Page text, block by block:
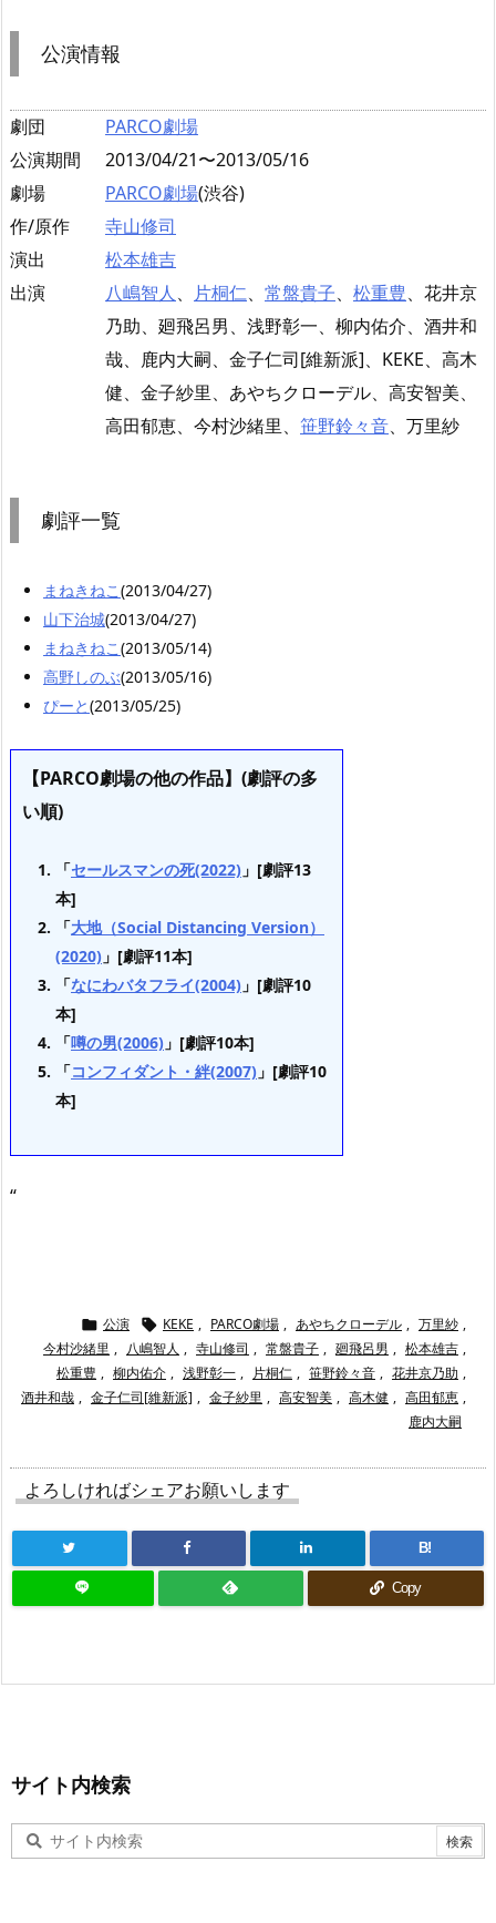
公演情報
劇団
PARCO劇場
公演期間
2013/04/21〜2013/05/16
劇場
PARCO劇場(渋谷)
作/原作
寺山修司
演出
松本雄吉
出演
八嶋智人、 片桐仁、 常盤貴子、 松重豊、花井京
乃助、廻飛呂男、浅野彰一、柳内佑介、酒井和
哉、鹿内大嗣、金子仁司[維新派]、KEKE、高木
健、金子紗里、あやちクローデル、高安智美、
高田郁恵、今村沙緒里、 笹野鈴々音、万里紗
劇評一覧
まねきねこ(2013/04/27)
山下治城(2013/04/27)
まねきねこ(2013/05/14)
高野しのぶ(2013/05/16)
ぴーと(2013/05/25)
【PARCO劇場の他の作品】(劇評の多
い順)
「セールスマンの死(2022) 」[劇評13
本]
「大地（Social Distancing Version）
(2020) 」[劇評11本]
「なにわバタフライ(2004) 」[劇評10
本]
「噂の男(2006) 」[劇評10本]
「コンフィダント・絆(2007) 」[劇評10
本]
“
 公演  KEKE , PARCO劇場 , あやちクローデル , 万里紗 ,
今村沙緒里 , 八嶋智人 , 寺山修司 , 常盤貴子 , 廻飛呂男 , 松本雄吉 ,
松重豊 , 柳内佑介 , 浅野彰一 , 片桐仁 , 笹野鈴々音 , 花井京乃助 ,
酒井和哉 , 金子仁司[維新派] , 金子紗里 , 高安智美 , 高木健 , 高田郁恵 ,
鹿内大嗣
よろしければシェアお願いします
B!
Copy
サイト内検索